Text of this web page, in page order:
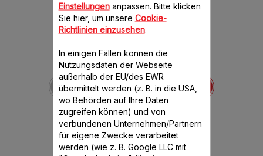
Klinge für Zerkleinerer
SS-1530001402
Zum Mixen, Hacken und
Schneiden Ihrer
Lebensmittel
Verfügbare Menge.
CHF 8.20
Einstellungenanpassen. Bitte klicken
Sie hier, um unsere Cookie-
Richtlinien einzusehen.
In einigen Fällen können die
Nutzungsdaten der Webseite
außerhalb der EU/des EWR
übermittelt werden (z. B. in die USA,
wo Behörden auf Ihre Daten
zugreifen können) und von
verbundenen Unternehmen/Partnern
für eigene Zwecke verarbeitet
werden (wie z. B. Google LLC mit